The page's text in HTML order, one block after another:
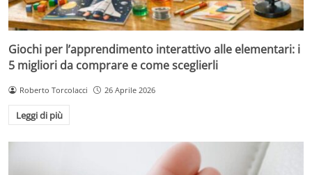
Giochi per l’apprendimento interattivo alle elementari: i
5 migliori da comprare e come sceglierli
Roberto Torcolacci 26 Aprile 2026
Leggi di più